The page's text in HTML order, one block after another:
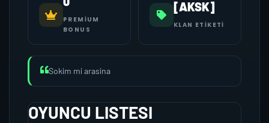
PREMIUM
BONUS
[AKSK]
KLAN ETIKETI
Sokim mi arasina
OYUNCU LISTESI